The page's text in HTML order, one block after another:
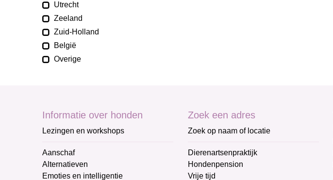
Utrecht
Zeeland
Zuid-Holland
België
Overige
Informatie over honden
Lezingen en workshops
Aanschaf
Alternatieven
Emoties en intelligentie
Zoek een adres
Zoek op naam of locatie
Dierenartsenpraktijk
Hondenpension
Vrije tijd